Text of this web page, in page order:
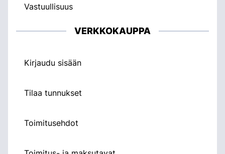
Vastuullisuus
VERKKOKAUPPA
Kirjaudu sisään
Tilaa tunnukset
Toimitusehdot